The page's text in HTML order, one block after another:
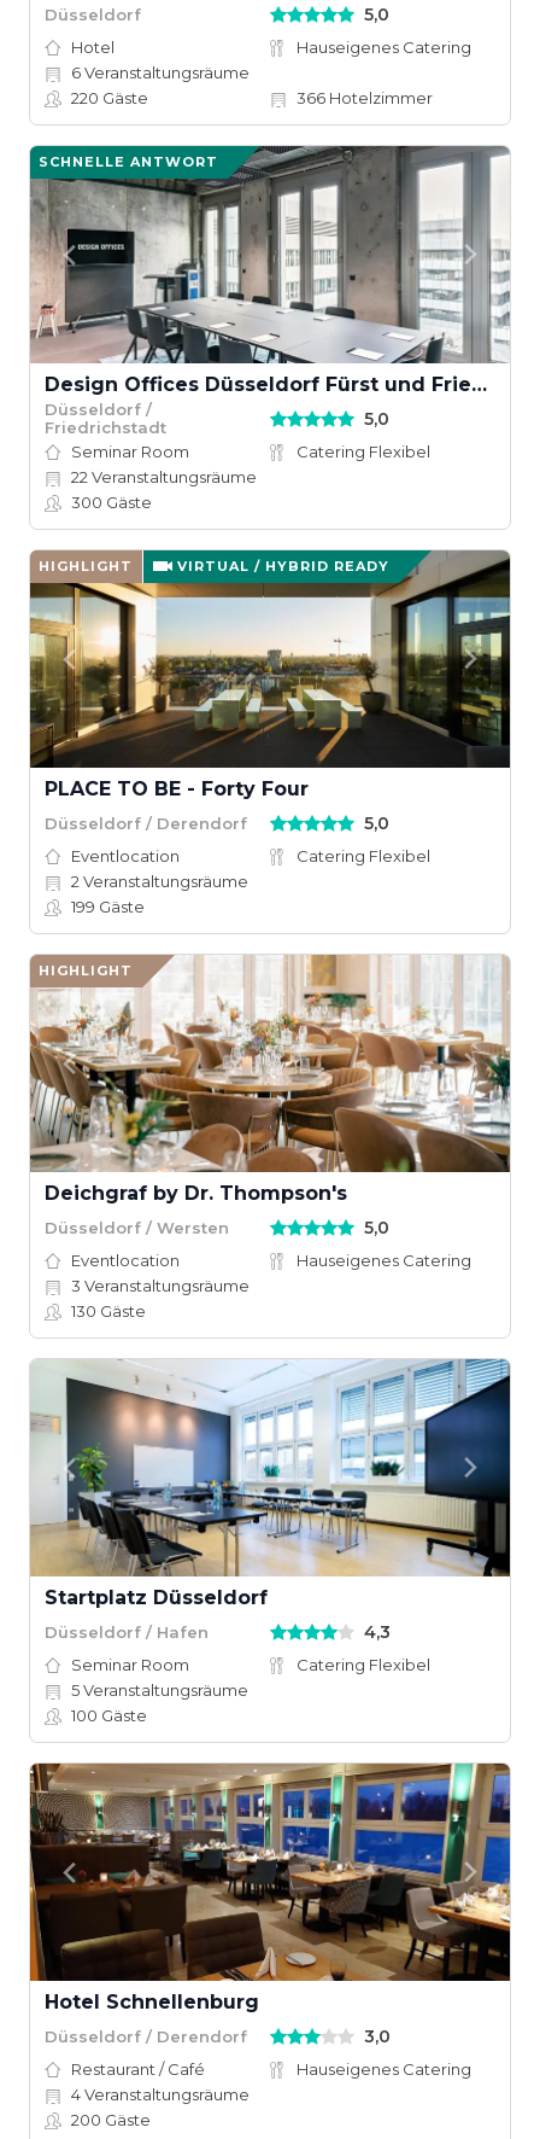
Düsseldorf 5,0
Hotel
Hauseigenes Catering
6Veranstaltungsräume
220 Gäste 366 Hotelzimmer
SCHNELLE ANTWORT
Design Offices Düsseldorf Fürst und Friedrich
Düsseldorf /
Friedrichstadt
5,0
Seminar Room
Catering Flexibel
22 Veranstaltungsräume
300 Gäste
HIGHLIGHT VIRTUAL / HYBRID READY
PLACE TO BE - Forty Four
Düsseldorf / Derendorf 5,0
Eventlocation
Catering Flexibel
2 Veranstaltungsräume
199 Gäste
HIGHLIGHT
Deichgraf by Dr. Thompson's
Düsseldorf / Wersten 5,0
Eventlocation
Hauseigenes Catering
3 Veranstaltungsräume
130 Gäste
Startplatz Düsseldorf
Düsseldorf / Hafen 4,3
Seminar Room
Catering Flexibel
5Veranstaltungsräume
100 Gäste
Hotel Schnellenburg
Düsseldorf / Derendorf 3,0
Restaurant / Café
Hauseigenes Catering
4Veranstaltungsräume
200 Gäste